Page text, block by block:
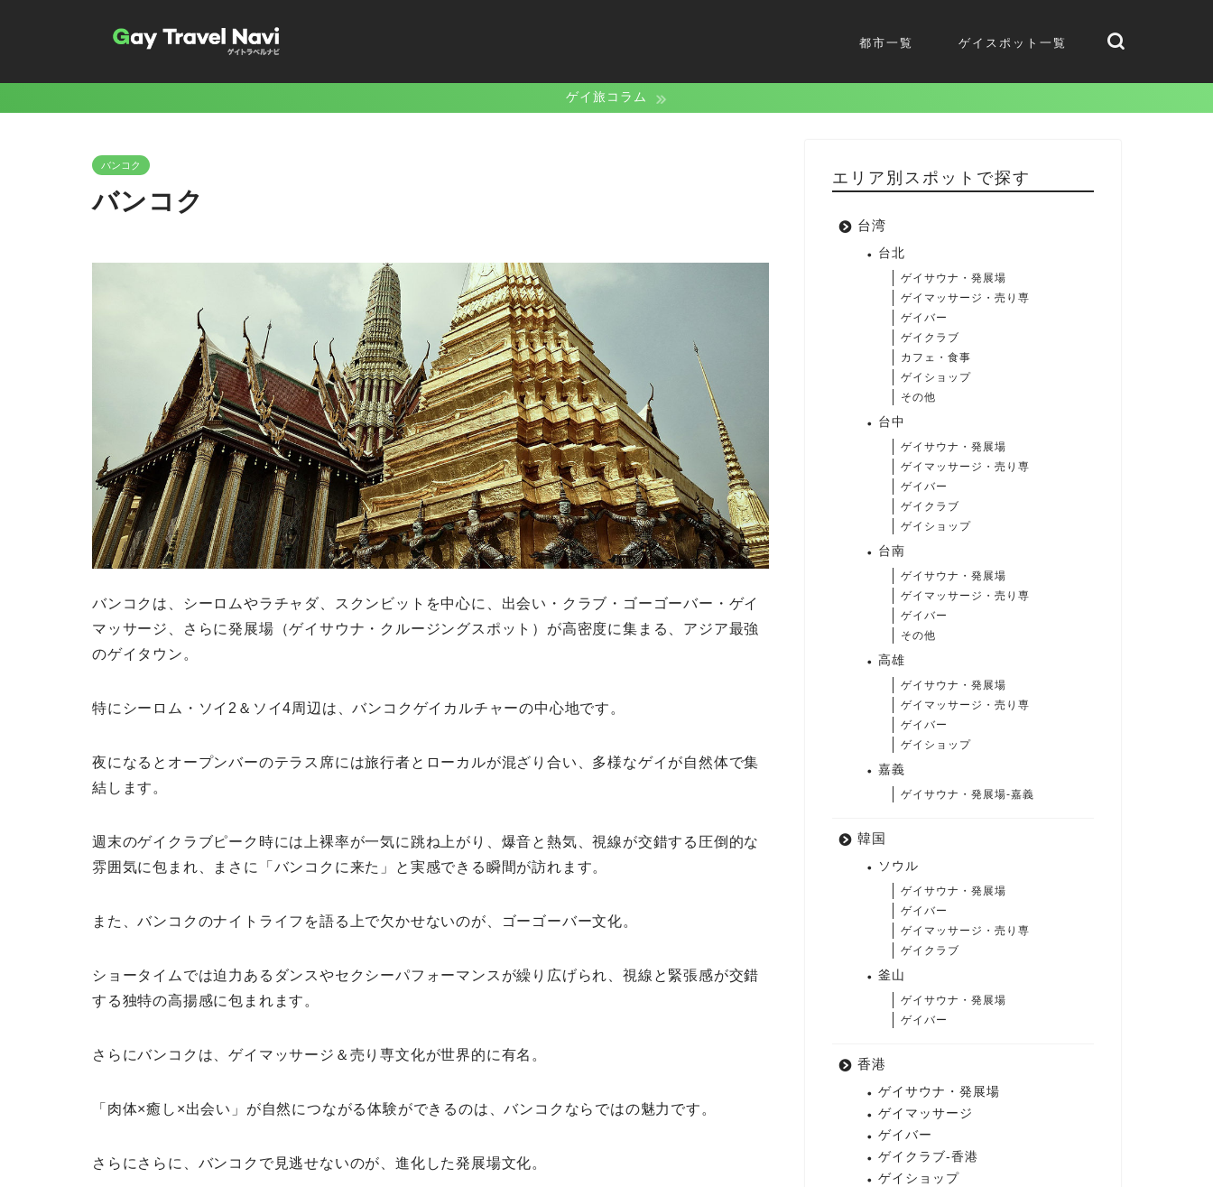
都市一覧 ゲイスポット一覧
ゲイ旅コラム
バンコク
バンコク
バンコクは、シーロムやラチャダ、スクンビットを中心に、出会い・クラブ・ゴーゴーバー・ゲイ
マッサージ、さらに発展場（ゲイサウナ・クルージングスポット）が高密度に集まる、アジア最強
のゲイタウン。
特にシーロム・ソイ2＆ソイ4周辺は、バンコクゲイカルチャーの中心地です。
夜になるとオープンバーのテラス席には旅行者とローカルが混ざり合い、多様なゲイが自然体で集
結します。
週末のゲイクラブピーク時には上裸率が一気に跳ね上がり、爆音と熱気、視線が交錯する圧倒的な
雰囲気に包まれ、まさに「バンコクに来た」と実感できる瞬間が訪れます。
また、バンコクのナイトライフを語る上で欠かせないのが、ゴーゴーバー文化。
ショータイムでは迫力あるダンスやセクシーパフォーマンスが繰り広げられ、視線と緊張感が交錯
する独特の高揚感に包まれます。
さらにバンコクは、ゲイマッサージ＆売り専文化が世界的に有名。
「肉体×癒し×出会い」が自然につながる体験ができるのは、バンコクならではの魅力です。
さらにさらに、バンコクで見逃せないのが、進化した発展場文化。
エリア別スポットで探す
台湾
台北
ゲイサウナ・発展場
ゲイマッサージ・売り専
ゲイバー
ゲイクラブ
カフェ・食事
ゲイショップ
その他
台中
ゲイサウナ・発展場
ゲイマッサージ・売り専
ゲイバー
ゲイクラブ
ゲイショップ
台南
ゲイサウナ・発展場
ゲイマッサージ・売り専
ゲイバー
その他
高雄
ゲイサウナ・発展場
ゲイマッサージ・売り専
ゲイバー
ゲイショップ
嘉義
ゲイサウナ・発展場-嘉義
韓国
ソウル
ゲイサウナ・発展場
ゲイバー
ゲイマッサージ・売り専
ゲイクラブ
釜山
ゲイサウナ・発展場
ゲイバー
香港
ゲイサウナ・発展場
ゲイマッサージ
ゲイバー
ゲイクラブ-香港
ゲイショップ